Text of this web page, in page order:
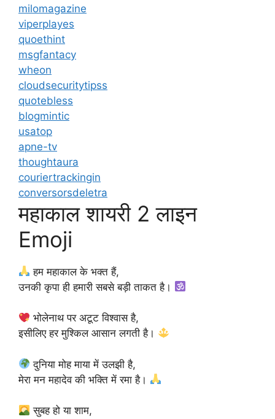
milomagazine
viperplayes
quoethint
msgfantacy
wheon
cloudsecuritytipss
quotebless
blogmintic
usatop
apne-tv
thoughtaura
couriertrackingin
conversorsdeletra
महाकाल शायरी 2 लाइन
Emoji
हम महाकाल के भक्त हैं,
उनकी कृपा ही हमारी सबसे बड़ी ताकत है।
भोलेनाथ पर अटूट विश्वास है,
इसीलिए हर मुश्किल आसान लगती है।
दुनिया मोह माया में उलझी है,
मेरा मन महादेव की भक्ति में रमा है।
सुबह हो या शाम,